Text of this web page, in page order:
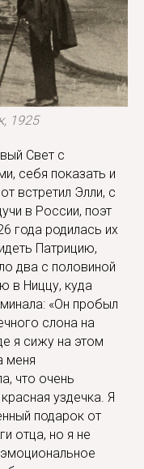
1925
Свет с
себя показать и
встретил Элли, с
в России, поэт
года родилась их
Патрицию,
два с половиной
в Ниццу, куда
«Он пробыл
слона на
я сижу на этом
меня
что очень
уздечка. Я
подарок от
отца, но я не